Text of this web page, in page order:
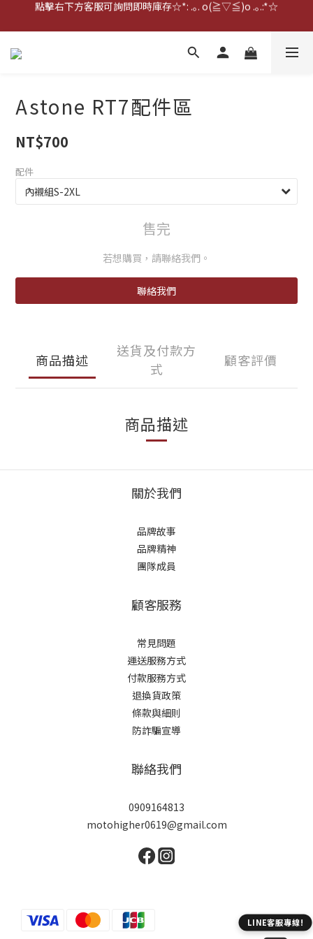
點擊右下方客服可詢問即時庫存☆*: .｡. o(≧▽≦)o .｡.:*☆
點擊右下方客服可詢問即時庫存☆*: .｡. o(≧▽≦)o .｡.:*☆
歡迎到門市實體試戴(❁´◡`❁)
點擊右下方客服可詢問即時庫存☆*: .｡. o(≧▽≦)o .｡.:*☆
Astone RT7配件區
NT$700
配件
售完
若想購買，請聯絡我們。
聯絡我們
商品描述
送貨及付款方
式
顧客評價
商品描述
關於我們
品牌故事
品牌精神
團隊成員
顧客服務
常見問題
運送服務方式
付款服務方式
退換貨政策
條款與細則
防詐騙宣導
聯絡我們
0909164813
motohigher0619@gmail.com